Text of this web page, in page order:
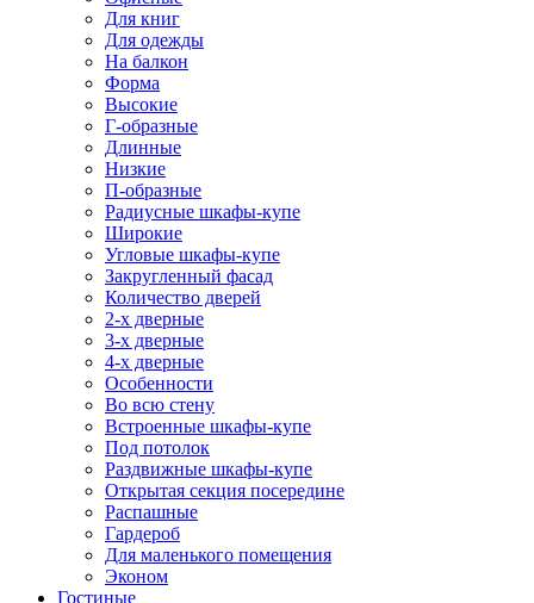
Для книг
Для одежды
На балкон
Форма
Высокие
Г-образные
Длинные
Низкие
П-образные
Радиусные шкафы-купе
Широкие
Угловые шкафы-купе
Закругленный фасад
Количество дверей
2-х дверные
3-х дверные
4-х дверные
Особенности
Во всю стену
Встроенные шкафы-купе
Под потолок
Раздвижные шкафы-купе
Открытая секция посередине
Распашные
Гардероб
Для маленького помещения
Эконом
Гостиные